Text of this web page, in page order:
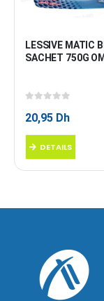
LESSIVE MATIC
SACHET 750G
20,95 Dh
DETAILS